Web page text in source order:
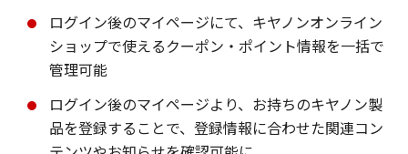
ログイン後のマイページにて、キヤノンオンライン
ショップで使えるクーポン・ポイント情報を一括で
管理可能
ログイン後のマイページより、お持ちのキヤノン製
品を登録することで、登録情報に合わせた関連コン